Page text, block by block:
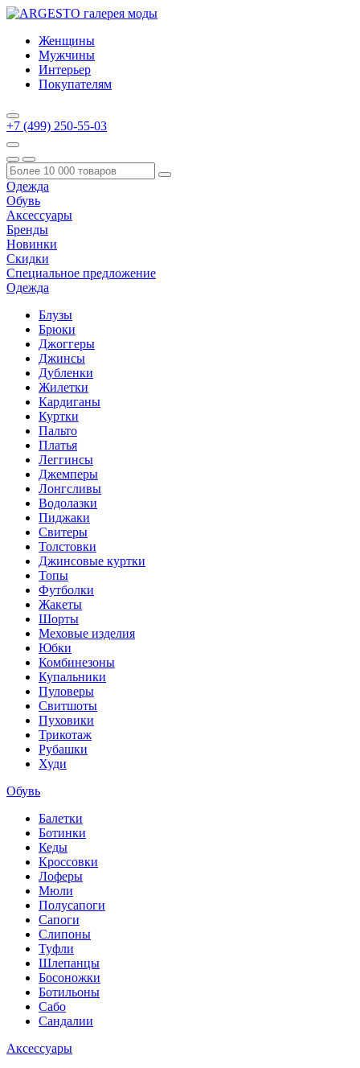
Женщины
Мужчины
Интерьер
Покупателям
+7 (499) 250-55-03
Одежда
Обувь
Аксессуары
Бренды
Новинки
Скидки
Специальное предложение
Одежда
Блузы
Брюки
Джоггеры
Джинсы
Дубленки
Жилетки
Кардиганы
Куртки
Пальто
Платья
Леггинсы
Джемперы
Лонгсливы
Водолазки
Пиджаки
Свитеры
Толстовки
Джинсовые куртки
Топы
Футболки
Жакеты
Шорты
Меховые изделия
Юбки
Комбинезоны
Купальники
Пуловеры
Свитшоты
Пуховики
Трикотаж
Рубашки
Худи
Обувь
Балетки
Ботинки
Кеды
Кроссовки
Лоферы
Мюли
Полусапоги
Сапоги
Слипоны
Туфли
Шлепанцы
Босоножки
Ботильоны
Сабо
Сандалии
Аксессуары